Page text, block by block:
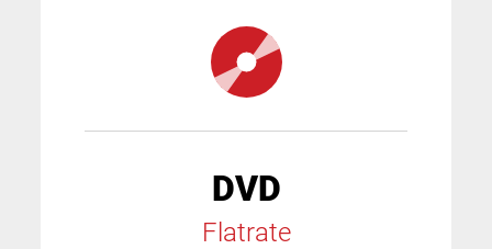
DVD
Flatrate